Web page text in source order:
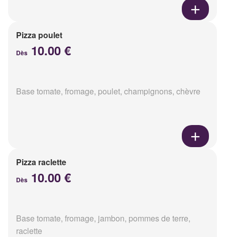
Pizza poulet
Dès 10.00 €
Base tomate, fromage, poulet, champignons, chèvre
Pizza raclette
Dès 10.00 €
Base tomate, fromage, jambon, pommes de terre,
raclette